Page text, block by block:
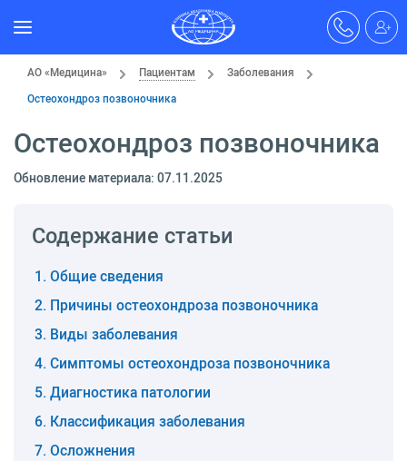
АО «Медицина» Пациентам
Заболевания
Остеохондроз позвоночника
Остеохондроз позвоночника
Обновление материала: 07.11.2025
Содержание статьи
Общие сведения
Причины остеохондроза позвоночника
Виды заболевания
Симптомы остеохондроза позвоночника
Диагностика патологии
Классификация заболевания
Осложнения